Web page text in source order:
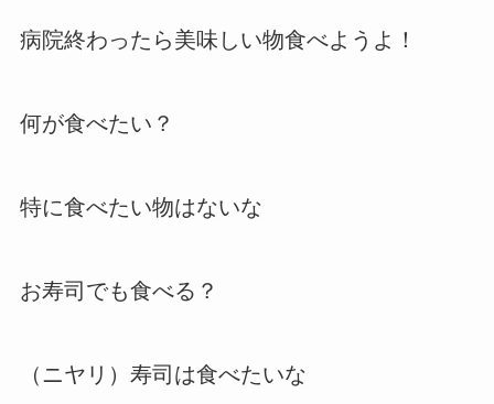
病院終わったら美味しい物食べようよ！
何が食べたい？
特に食べたい物はないな
お寿司でも食べる？
（ニヤリ）寿司は食べたいな